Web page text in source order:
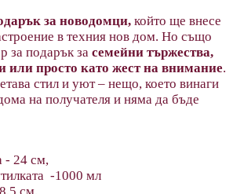
за новодомци, който ще внесе
в техния нов дом. Но също
за подарък за семейни тържества,
или просто като жест на внимание.
стил и уют – нещо, което винаги
на получателя и няма да бъде
- 24 см,
-1000 мл
см.